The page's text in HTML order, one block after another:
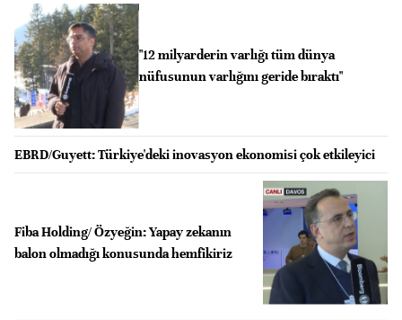
"12 milyarderin varlığı tüm dünya
nüfusunun varlığını geride bıraktı"
EBRD/Guyett: Türkiye'deki inovasyon ekonomisi çok etkileyici
Fiba Holding/ Özyeğin: Yapay zekanın
balon olmadığı konusunda hemfikiriz